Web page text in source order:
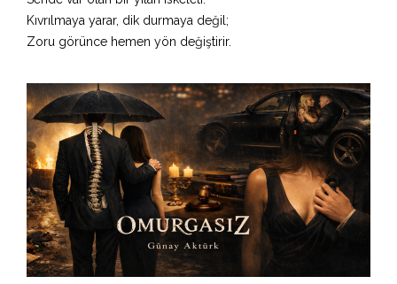
Kıvrılmaya yarar, dik durmaya değil;
Zoru görünce hemen yön değiştirir.